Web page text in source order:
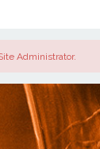
Administrator.